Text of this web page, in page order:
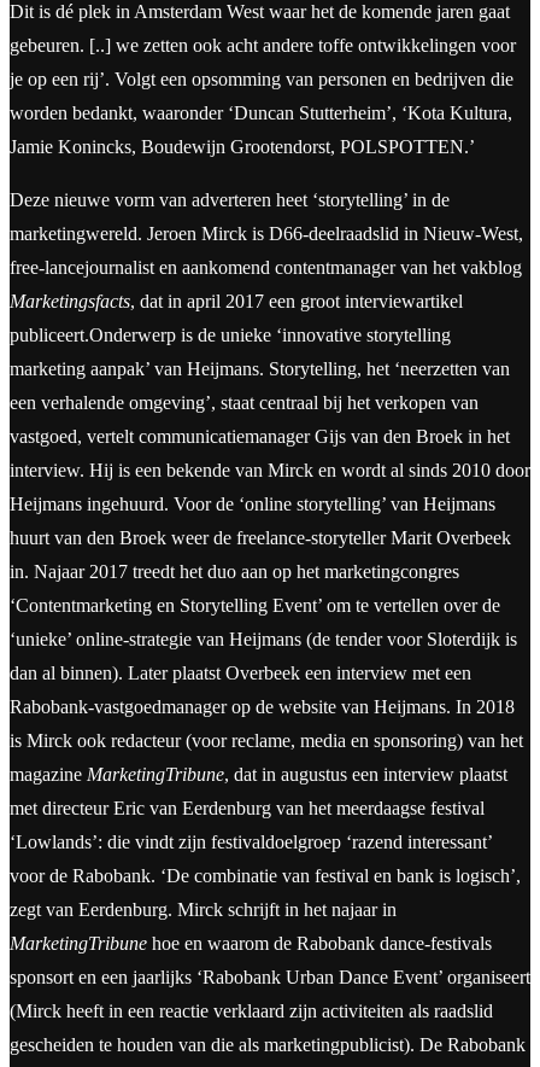
Dit is dé plek in Amsterdam West waar het de komende jaren gaat
gebeuren. [..] we zetten ook acht andere toffe ontwikkelingen voor
je op een rij’. Volgt een opsomming van personen en bedrijven die
worden bedankt, waaronder ‘Duncan Stutterheim’, ‘Kota Kultura,
Jamie Konincks, Boudewijn Grootendorst, POLSPOTTEN.’
Deze nieuwe vorm van adverteren heet ‘storytelling’ in de
marketingwereld. Jeroen Mirck is D66-deelraadslid in Nieuw-West,
free-lancejournalist en aankomend contentmanager van het vakblog
Marketingsfacts, dat in april 2017 een groot interviewartikel
publiceert.Onderwerp is de unieke ‘innovative storytelling
marketing aanpak’ van Heijmans. Storytelling, het ‘neerzetten van
een verhalende omgeving’, staat centraal bij het verkopen van
vastgoed, vertelt communicatiemanager Gijs van den Broek in het
interview. Hij is een bekende van Mirck en wordt al sinds 2010 door
Heijmans ingehuurd. Voor de ‘online storytelling’ van Heijmans
huurt van den Broek weer de freelance-storyteller Marit Overbeek
in. Najaar 2017 treedt het duo aan op het marketingcongres
‘Contentmarketing en Storytelling Event’ om te vertellen over de
‘unieke’ online-strategie van Heijmans (de tender voor Sloterdijk is
dan al binnen). Later plaatst Overbeek een interview met een
Rabobank-vastgoedmanager op de website van Heijmans. In 2018
is Mirck ook redacteur (voor reclame, media en sponsoring) van het
magazine MarketingTribune, dat in augustus een interview plaatst
met directeur Eric van Eerdenburg van het meerdaagse festival
‘Lowlands’: die vindt zijn festivaldoelgroep ‘razend interessant’
voor de Rabobank. ‘De combinatie van festival en bank is logisch’,
zegt van Eerdenburg. Mirck schrijft in het najaar in
MarketingTribune hoe en waarom de Rabobank dance-festivals
sponsort en een jaarlijks ‘Rabobank Urban Dance Event’ organiseert
(Mirck heeft in een reactie verklaard zijn activiteiten als raadslid
gescheiden te houden van die als marketingpublicist). De Rabobank